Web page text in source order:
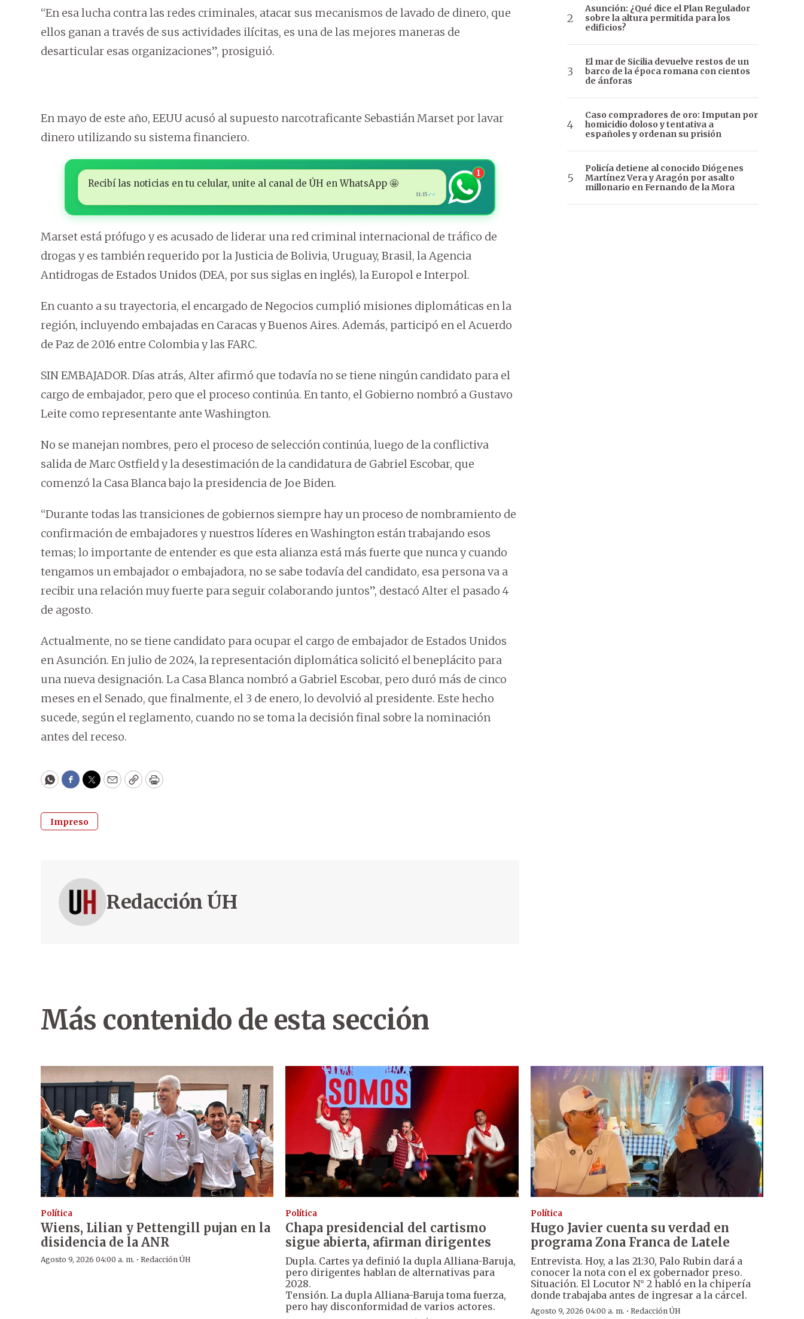
“En esa lucha contra las redes criminales, atacar sus mecanismos de lavado de dinero, que
ellos ganan a través de sus actividades ilícitas, es una de las mejores maneras de
desarticular esas organizaciones”, prosiguió.
En mayo de este año, EEUU acusó al supuesto narcotraficante Sebastián Marset por lavar
dinero utilizando su sistema financiero.
Recibí las noticias en tu celular, unite al canal de ÚH en WhatsApp 🤩
11:15 ✓✓
1
Marset está prófugo y es acusado de liderar una red criminal internacional de tráfico de
drogas y es también requerido por la Justicia de Bolivia, Uruguay, Brasil, la Agencia
Antidrogas de Estados Unidos (DEA, por sus siglas en inglés), la Europol e Interpol.
En cuanto a su trayectoria, el encargado de Negocios cumplió misiones diplomáticas en la
región, incluyendo embajadas en Caracas y Buenos Aires. Además, participó en el Acuerdo
de Paz de 2016 entre Colombia y las FARC.
SIN EMBAJADOR. Días atrás, Alter afirmó que todavía no se tiene ningún candidato para el
cargo de embajador, pero que el proceso continúa. En tanto, el Gobierno nombró a Gustavo
Leite como representante ante Washington.
No se manejan nombres, pero el proceso de selección continúa, luego de la conflictiva
salida de Marc Ostfield y la desestimación de la candidatura de Gabriel Escobar, que
comenzó la Casa Blanca bajo la presidencia de Joe Biden.
“Durante todas las transiciones de gobiernos siempre hay un proceso de nombramiento de
confirmación de embajadores y nuestros líderes en Washington están trabajando esos
temas; lo importante de entender es que esta alianza está más fuerte que nunca y cuando
tengamos un embajador o embajadora, no se sabe todavía del candidato, esa persona va a
recibir una relación muy fuerte para seguir colaborando juntos”, destacó Alter el pasado 4
de agosto.
Actualmente, no se tiene candidato para ocupar el cargo de embajador de Estados Unidos
en Asunción. En julio de 2024, la representación diplomática solicitó el beneplácito para
una nueva designación. La Casa Blanca nombró a Gabriel Escobar, pero duró más de cinco
meses en el Senado, que finalmente, el 3 de enero, lo devolvió al presidente. Este hecho
sucede, según el reglamento, cuando no se toma la decisión final sobre la nominación
antes del receso.
WhatsApp
Facebook
Twitter
EmailCopyPrint
Impreso
Redacción ÚH
Asunción: ¿Qué dice el Plan Regulador
sobre la altura permitida para los
edificios?
El mar de Sicilia devuelve restos de un
barco de la época romana con cientos
de ánforas
Caso compradores de oro: Imputan por
homicidio doloso y tentativa a
españoles y ordenan su prisión
Policía detiene al conocido Diógenes
Martínez Vera y Aragón por asalto
millonario en Fernando de la Mora
Más contenido de esta sección
Política
Wiens, Lilian y Pettengill pujan en la
disidencia de la ANR
Agosto 9, 2026 04:00 a. m. · Redacción ÚH
Política
Chapa presidencial del cartismo
sigue abierta, afirman dirigentes
Dupla. Cartes ya definió la dupla Alliana-Baruja,
pero dirigentes hablan de alternativas para
2028.
Tensión. La dupla Alliana-Baruja toma fuerza,
pero hay disconformidad de varios actores.
Política
Hugo Javier cuenta su verdad en
programa Zona Franca de Latele
Entrevista. Hoy, a las 21:30, Palo Rubin dará a
conocer la nota con el ex gobernador preso.
Situación. El Locutor N° 2 habló en la chipería
donde trabajaba antes de ingresar a la cárcel.
Agosto 9, 2026 04:00 a. m. · Redacción ÚH